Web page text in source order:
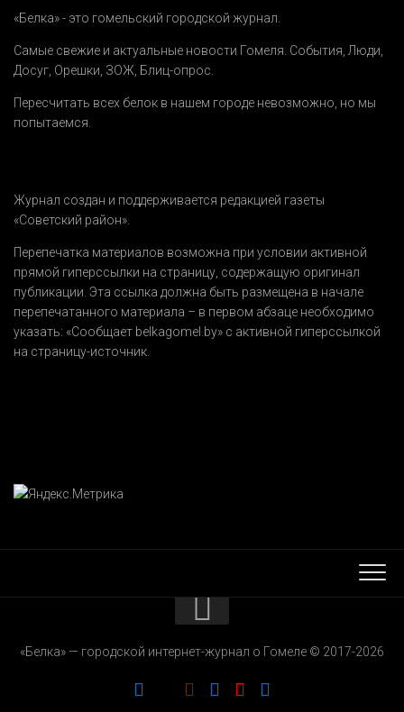
«Белка» - это гомельский городской журнал.
Самые свежие и актуальные новости Гомеля. События Люди
Досуг Орешки ЗОЖ Блиц-опрос
Пересчитать всех белок в нашем городе невозможно, но мы
попытаемся.
Журнал создан и поддерживается редакцией газеты
«Советский район».
Перепечатка материалов возможна при условии активной
прямой гиперссылки на страницу, содержащую оригинал
публикации. Эта ссылка должна быть размещена в начале
перепечатанного материала – в первом абзаце необходимо
указать: «Сообщает belkagomel.by» с активной гиперссылкой
на страницу-источник.
РЕКЛАМОДАТЕЛЯМ
«Белка» — городской интернет-журнал о Гомеле © 2017-2026